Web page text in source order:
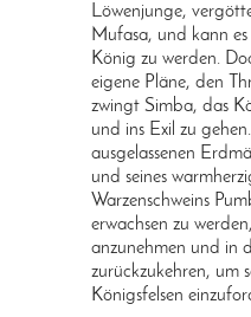
Löwenjunge,
Mufasa, und kann
König zu werden.
eigene Pläne, den
zwingt Simba, das
und ins Exil zu
ausgelassenen
und seines
Warzenschweins
erwachsen zu
anzunehmen und in
zurückzukehren, um
Königsfelsen